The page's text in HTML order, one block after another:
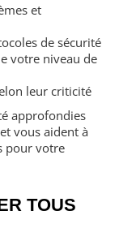
et
de sécurité
votre niveau de
leur criticité
approfondies
vous aident à
pour votre
TOUS